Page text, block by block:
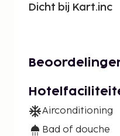
Dicht bij Kart.inc
Airconditioning
Bad of douche